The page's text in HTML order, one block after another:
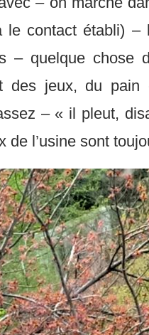
le contact établi) –
– quelque chose
des jeux, du pain
– « il pleut,
de l’usine sont